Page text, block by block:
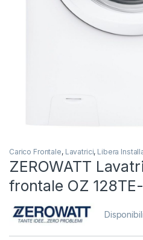
Carico Frontale, Lavatrici, Libera
ZEROWATT
frontale OZ